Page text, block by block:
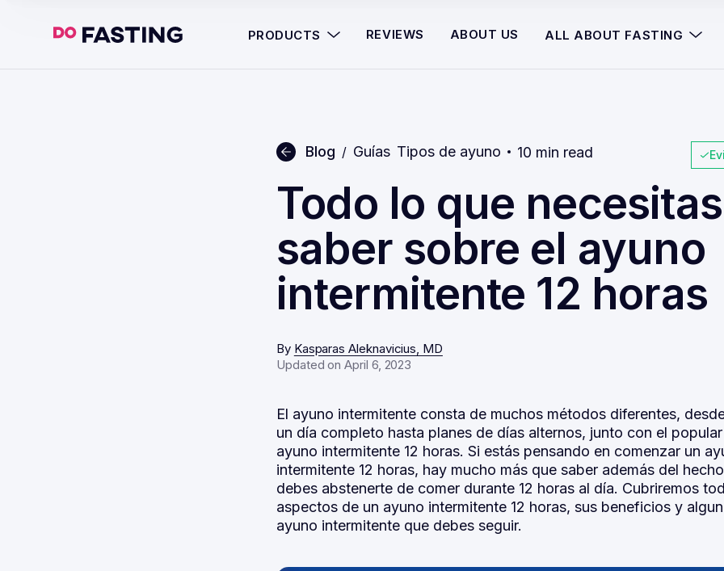
PRODUCTS REVIEWS ABOUT US ALL ABOUT FASTING
Blog / Guías Tipos de ayuno 10 min read
Todo lo que necesitas
saber sobre el ayuno
intermitente 12 horas
By Kasparas Aleknavicius, MD
Updated on April 6, 2023
El ayuno intermitente consta de muchos métodos diferentes,
un día completo hasta planes de días alternos, junto con el
ayuno intermitente 12 horas. Si estás pensando en comenzar un
intermitente 12 horas, hay mucho más que saber además del
debes abstenerte de comer durante 12 horas al día. Cubriremos
aspectos de un ayuno intermitente 12 horas, sus beneficios y
ayuno intermitente que debes seguir.